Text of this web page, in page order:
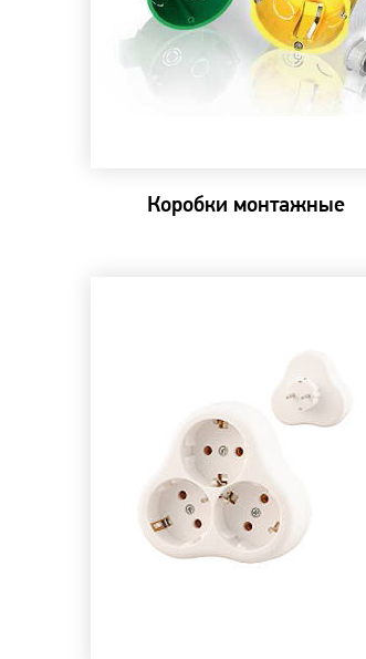
Коробки монтажные